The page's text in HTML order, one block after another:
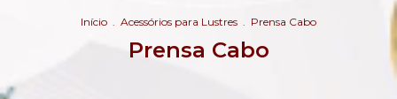
Início . Acessórios para Lustres . Prensa Cabo
Prensa Cabo